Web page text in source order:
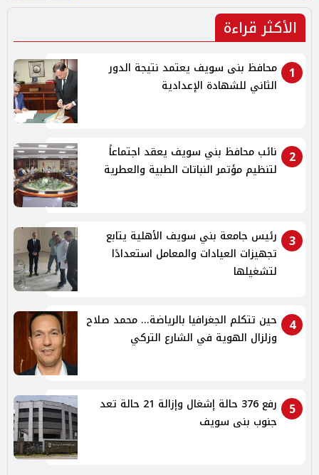
الأكثر قراءة
1
محافظ بنى سويف يعتمد نتيجة الدور
الثاني للشهادة الإعدادية
2
نائب محافظ بني سويف يعقد اجتماعاً
لتنظيم مؤتمر النباتات الطبية والعطرية
3
رئيس جامعة بني سويف الأهلية يتابع
تجهيزات العيادات والمعامل استعدادًا
لتشغيلها
4
حين تتكلم الجغرافيا بالرياضة... محمد صلاح
وزلزال الهوية في الشارع التركي
5
رفع 376 حالة إشغال وإزالة 21 حالة تعد
جنوب بنى سويف